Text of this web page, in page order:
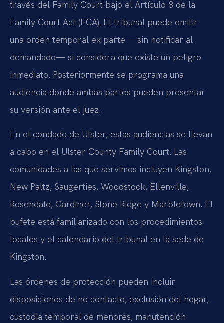
través del Family Court bajo el Artículo 8 de la
Family Court Act (FCA). El tribunal puede emitir
una orden temporal ex parte —sin notificar al
demandado— si considera que existe un peligro
inmediato. Posteriormente se programa una
audiencia donde ambas partes pueden presentar
su versión ante el juez.
En el condado de Ulster, estas audiencias se llevan
a cabo en el Ulster County Family Court. Las
comunidades a las que servimos incluyen Kingston,
New Paltz, Saugerties, Woodstock, Ellenville,
Rosendale, Gardiner, Stone Ridge y Marbletown. El
bufete está familiarizado con los procedimientos
locales y el calendario del tribunal en la sede de
Kingston.
Las órdenes de protección pueden incluir
disposiciones de no contacto, exclusión del hogar,
custodia temporal de menores, manutención